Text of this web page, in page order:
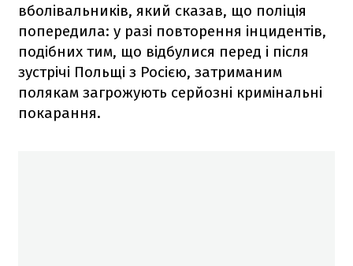
вболівальників, який сказав, що поліція
попередила: у разі повторення інцидентів,
подібних тим, що відбулися перед і після
зустрічі Польщі з Росією, затриманим
полякам загрожують серйозні кримінальні
покарання.